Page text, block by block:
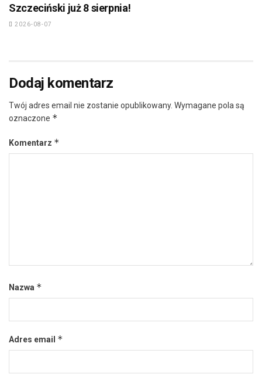
Szczeciński już 8 sierpnia!
2026-08-07
Dodaj komentarz
Twój adres email nie zostanie opublikowany. Wymagane pola są
oznaczone *
Komentarz *
Nazwa *
Adres email *